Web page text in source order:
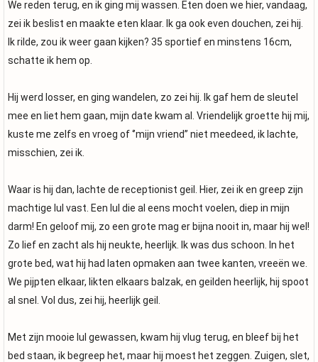
We reden terug, en ik ging mij wassen. Eten doen we hier, vandaag,
zei ik beslist en maakte eten klaar. Ik ga ook even douchen, zei hij.
Ik rilde, zou ik weer gaan kijken? 35 sportief en minstens 16cm,
schatte ik hem op.
Hij werd losser, en ging wandelen, zo zei hij. Ik gaf hem de sleutel
mee en liet hem gaan, mijn date kwam al. Vriendelijk groette hij mij,
kuste me zelfs en vroeg of ‘’mijn vriend’’ niet meedeed, ik lachte,
misschien, zei ik.
Waar is hij dan, lachte de receptionist geil. Hier, zei ik en greep zijn
machtige lul vast. Een lul die al eens mocht voelen, diep in mijn
darm! En geloof mij, zo een grote mag er bijna nooit in, maar hij wel!
Zo lief en zacht als hij neukte, heerlijk. Ik was dus schoon. In het
grote bed, wat hij had laten opmaken aan twee kanten, vreeën we.
We pijpten elkaar, likten elkaars balzak, en geilden heerlijk, hij spoot
al snel. Vol dus, zei hij, heerlijk geil.
Met zijn mooie lul gewassen, kwam hij vlug terug, en bleef bij het
bed staan, ik begreep het, maar hij moest het zeggen. Zuigen, slet,